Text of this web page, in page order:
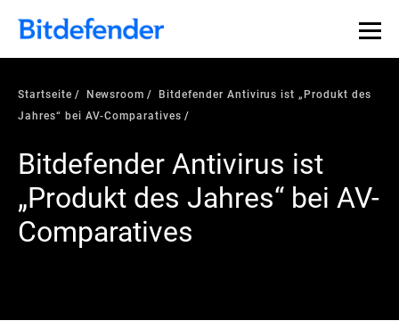
Startseite Newsroom
Bitdefender Antivirus ist „Produkt des
Jahres“ bei AV-Comparatives
Bitdefender Antivirus ist
„Produkt des Jahres“ bei AV-
Comparatives